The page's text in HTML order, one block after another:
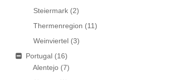
Steiermark (2)
Thermenregion (11)
Weinviertel (3)
Portugal (16)
Alentejo (7)